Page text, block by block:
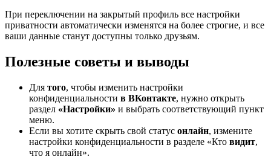
При переключении на закрытый профиль все настройки
приватности автоматически изменятся на более строгие, и все
ваши данные станут доступны только друзьям.
Полезные советы и выводы
Для того, чтобы изменить настройки
конфиденциальности в ВКонтакте, нужно открыть
раздел «Настройки» и выбрать соответствующий пункт
меню.
Если вы хотите скрыть свой статус онлайн, измените
настройки конфиденциальности в разделе «Кто видит,
что я онлайн».